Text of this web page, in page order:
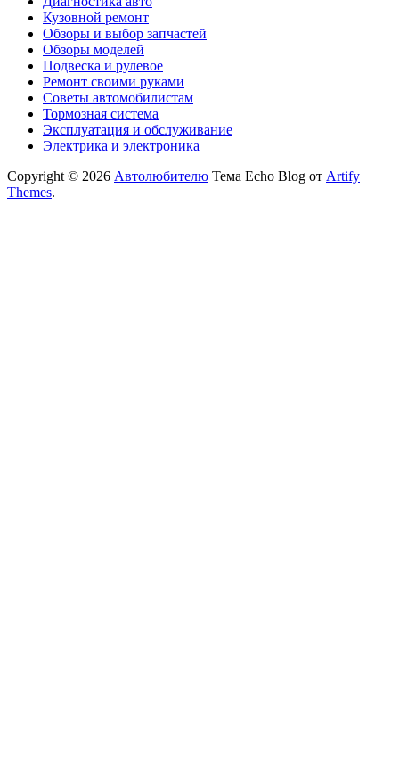
Кузовной ремонт
Обзоры и выбор запчастей
Обзоры моделей
Подвеска и рулевое
Ремонт своими руками
Советы автомобилистам
Тормозная система
Эксплуатация и обслуживание
Электрика и электроника
Copyright © 2026 Автолюбителю Тема Echo Blog от Artify
Themes.